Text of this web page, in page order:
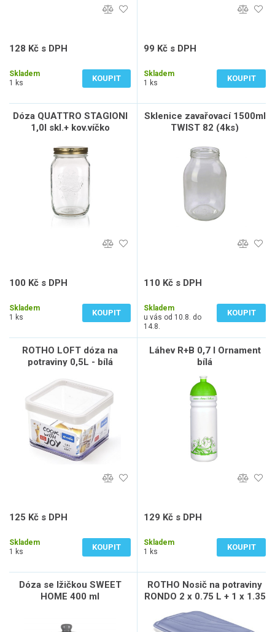
128 Kč s DPH
Skladem
1 ks
KOUPIT
99 Kč s DPH
Skladem
1 ks
KOUPIT
Dóza QUATTRO STAGIONI
1,0l skl.+ kov.víčko
100 Kč s DPH
Skladem
1 ks
KOUPIT
Sklenice zavařovací 1500ml
TWIST 82 (4ks)
110 Kč s DPH
Skladem
u vás od 10.8. do
14.8.
KOUPIT
ROTHO LOFT dóza na
potraviny 0,5L - bílá
125 Kč s DPH
Skladem
1 ks
KOUPIT
Láhev R+B 0,7 l Ornament
bílá
129 Kč s DPH
Skladem
1 ks
KOUPIT
Dóza se lžičkou SWEET
HOME 400 ml
ROTHO Nosič na potraviny
RONDO 2 x 0.75 L + 1 x 1.35